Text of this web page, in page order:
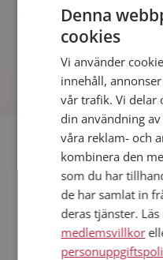
om
Fler singlar
Fler singelmän från Ekerö:
Kvinnor från Ekerö
Dejta kvinnor i Sverige
Dejta män i Sverige
Denna
cookies
Vi använder
innehåll,
vår trafik. Vi delar
din användning
våra reklam- och
kombinera den
som du har
de har samlat in
deras tjänster.
medlemsvillkor